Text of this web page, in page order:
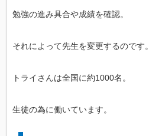
勉強の進み具合や成績を確認。
それによって先生を変更するのです。
トライさんは全国に約1000名。
生徒の為に働いています。